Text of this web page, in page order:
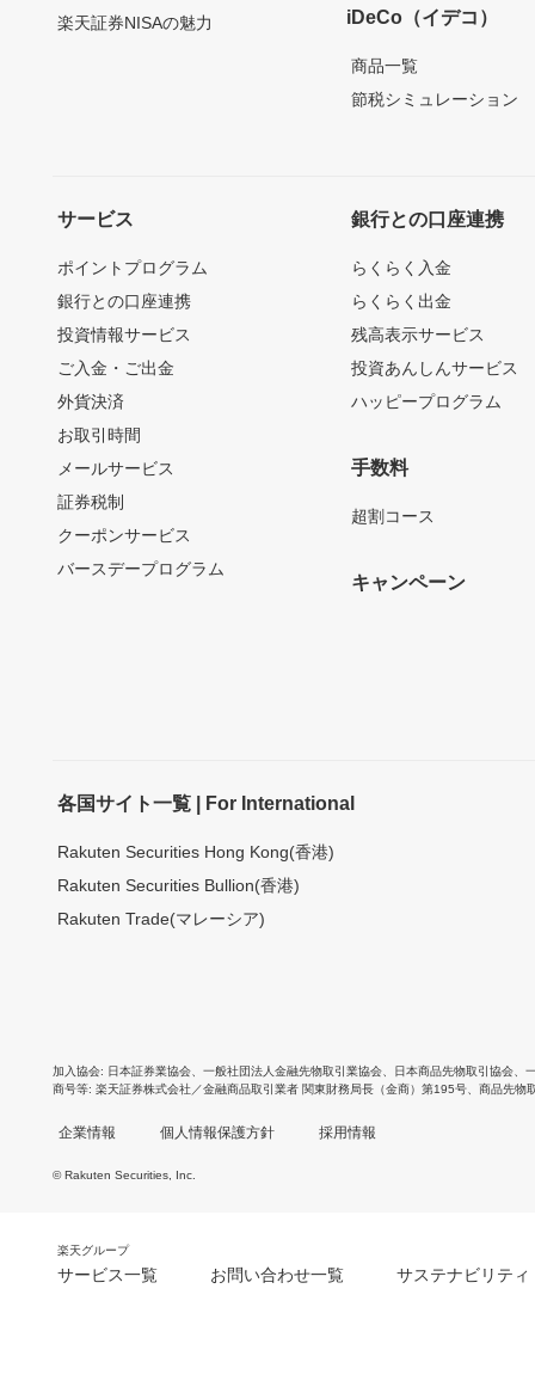
楽天証券NISAの魅力
iDeCo（イデコ）
商品一覧
節税シミュレーション
サービス
ポイントプログラム
銀行との口座連携
投資情報サービス
ご入金・ご出金
外貨決済
お取引時間
メールサービス
証券税制
クーポンサービス
バースデープログラム
銀行との口座連携
らくらく入金
らくらく出金
残高表示サービス
投資あんしんサービス
ハッピープログラム
手数料
超割コース
キャンペーン
各国サイト一覧 | For International
Rakuten Securities Hong Kong(香港)
Rakuten Securities Bullion(香港)
Rakuten Trade(マレーシア)
加入協会 日本証券業協会 一般社団法人金融先物取引業協会 日本商品先物取引協会
商号等 楽天証券株式会社／金融商品取引業者 関東財務局長（金商）第195号、商品先物
企業情報 個人情報保護方針 採用情報
© Rakuten Securities, Inc.
楽天グループ
サービス一覧 お問い合わせ一覧 サステナビリティ